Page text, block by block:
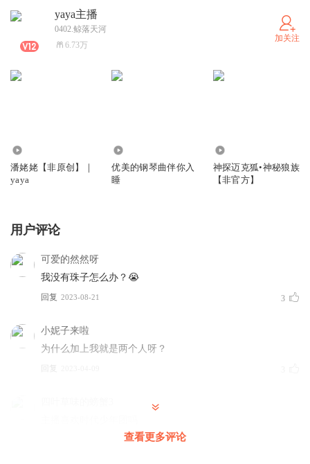
yaya主播
0402.鲸落天河
6.73万
加关注
潘姥姥【非原创】｜
yaya
优美的钢琴曲伴你入
睡
神探迈克狐•神秘狼族
【非官方】
用户评论
可爱的然然呀
我没有珠子怎么办？😭
回复 2023-08-21 3
小妮子来啦
为什么加上我就是两个人呀？
回复
查看更多评论